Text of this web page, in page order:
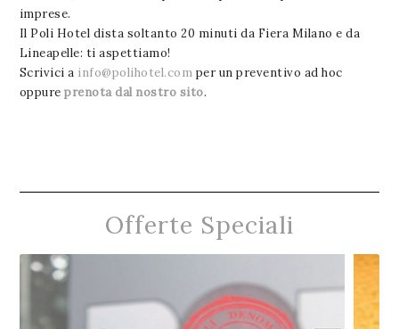
imprese.
Il Poli Hotel dista soltanto 20 minuti da Fiera Milano e da
Lineapelle: ti aspettiamo!
Scrivici a info@polihotel.com per un preventivo ad hoc
oppureprenota dal nostro sito.
Offerte Speciali